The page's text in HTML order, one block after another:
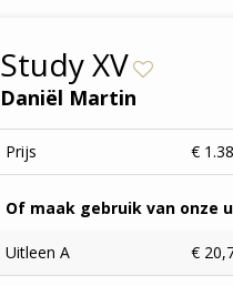
Study XV
Daniël Martin
Prijs €
Of maak gebruik van onze
Uitleen A €